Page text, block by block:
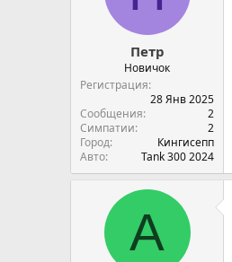
Петр
Новичок
Регистрация
28 Янв 2025
Сообщения
2
Симпатии
2
Город
Кингисепп
Авто
Tank 300 2024
A